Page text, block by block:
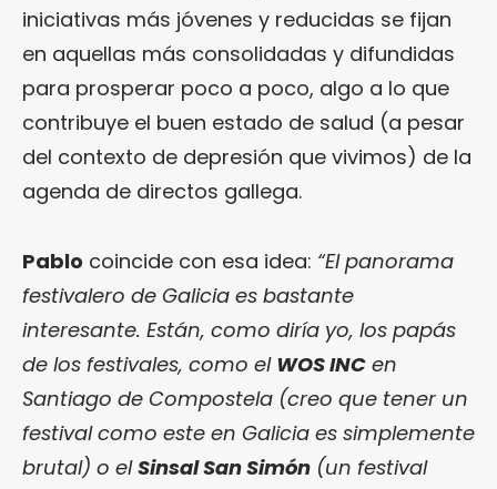
iniciativas más jóvenes y reducidas se fijan
en aquellas más consolidadas y difundidas
para prosperar poco a poco, algo a lo que
contribuye el buen estado de salud (a pesar
del contexto de depresión que vivimos) de la
agenda de directos gallega.
Pablo coincide con esa idea: “El panorama
festivalero de Galicia es bastante
interesante. Están, como diría yo, los papás
de los festivales, como el WOS INC en
Santiago de Compostela (creo que tener un
festival como este en Galicia es simplemente
brutal) o elSinsal San Simón (un festival